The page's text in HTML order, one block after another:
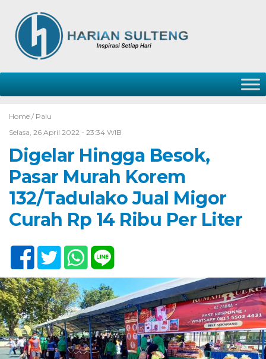
Home / Palu
Selasa, 26 April 2022 - 23:34 WIB
Digelar Hingga Besok,
Pasar Murah Korem
132/Tadulako Jual Migor
Curah Rp 14 Ribu Per Liter